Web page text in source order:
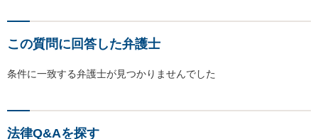
この質問に回答した弁護士
条件に一致する弁護士が見つかりませんでした
法律Q&Aを探す